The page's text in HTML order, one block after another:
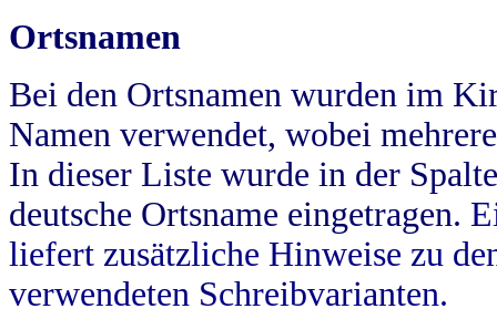
Ortsnamen
Bei den Ortsnamen wurden im
Namen verwendet, wobei
In dieser Liste wurde in der
deutsche Ortsname eingetragen.
liefert zusätzliche Hinweise zu
verwendeten Schreibvarianten.